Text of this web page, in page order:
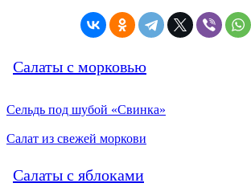
Салаты с морковью
Сельдь под шубой «Свинка»
Салат из свежей моркови
Салаты с яблоками